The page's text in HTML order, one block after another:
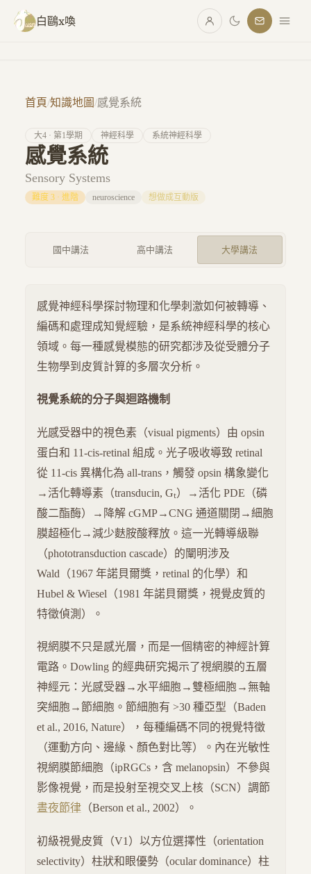
跳至主要內容
白鷗x喚
首頁/知識地圖/感覺系統
大4 · 第1學期 神經科學 系統神經科學
感覺系統
Sensory Systems
難度 3 · 進階 neuroscience 想做成互動版
國中講法 高中講法 大學講法
感覺神經科學探討物理和化學刺激如何被轉導、
編碼和處理成知覺經驗，是系統神經科學的核心
領域。每一種感覺模態的研究都涉及從受體分子
生物學到皮質計算的多層次分析。
視覺系統的分子與迴路機制
光感受器中的視色素（visual pigments）由 opsin
蛋白和 11-cis-retinal 組成。光子吸收導致 retinal
從 11-cis 異構化為 all-trans，觸發 opsin 構象變化
→活化轉導素（transducin, Gₜ）→活化 PDE（磷
酸二酯酶）→降解 cGMP→CNG 通道關閉→細胞
膜超極化→減少麩胺酸釋放。這一光轉導級聯
（phototransduction cascade）的闡明涉及
Wald（1967 年諾貝爾獎，retinal 的化學）和
Hubel & Wiesel（1981 年諾貝爾獎，視覺皮質的
特徵偵測）。
視網膜不只是感光層，而是一個精密的神經計算
電路。Dowling 的經典研究揭示了視網膜的五層
神經元：光感受器→水平細胞→雙極細胞→無軸
突細胞→節細胞。節細胞有 >30 種亞型（Baden
et al., 2016, Nature），每種編碼不同的視覺特徵
（運動方向、邊緣、顏色對比等）。內在光敏性
視網膜節細胞（ipRGCs，含 melanopsin）不參與
影像視覺，而是投射至視交叉上核（SCN）調節
晝夜節律 （Berson et al., 2002）。
初級視覺皮質（V1）以方位選擇性（orientation
selectivity）柱狀和眼優勢（ocular dominance）柱